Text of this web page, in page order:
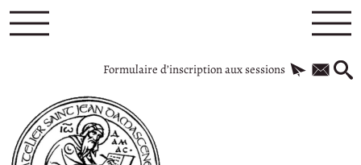
Formulaire d’inscription aux sessions